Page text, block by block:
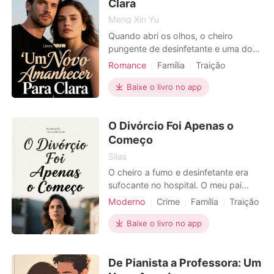
Clara
Meng Xin Yu
Quando abri os olhos, o cheiro
pungente de desinfetante e uma dor
insuportável no ventre confirmaram o
acabado de perder o meu bebé. Ao
meu lado, o meu marido Pedro
frieza assustadora. Ele não me olhou,
e quando finalmente falou, foi par
Romance Família
Traição
Vingança
Gravidez
Baixe o livro no app
O Divórcio Foi Apenas o
Começo
Silas
O cheiro a fumo e desinfetante era
sufocante no hospital. O meu pai
lutava pela vida na UCI, após o
Com as mãos sujas de fuligem, liguei
a Miguel, o meu marido. A sua voz,
ignorou a minha tragédia.
Moderno Crime Família
Traição
Vingança
Divórcio
Baixe o livro no app
De Pianista a Professora: Um